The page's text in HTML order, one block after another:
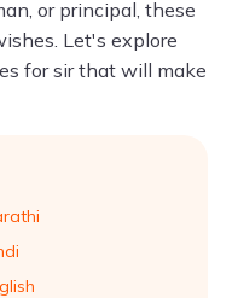
or principal, these
Let's explore
for sir that will make